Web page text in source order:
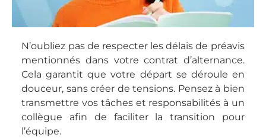
N’oubliez pas de respecter les délais de préavis
mentionnés dans votre contrat d’alternance.
Cela garantit que votre départ se déroule en
douceur, sans créer de tensions. Pensez à bien
transmettre vos tâches et responsabilités à un
collègue afin de faciliter la transition pour
l’équipe.